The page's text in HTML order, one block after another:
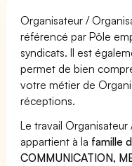
Organisateur /
référencé par Pôle
syndicats. Il est
permet de bien
votre métier de
réceptions.
Le travail
appartient à la famille
COMMUNICATION,